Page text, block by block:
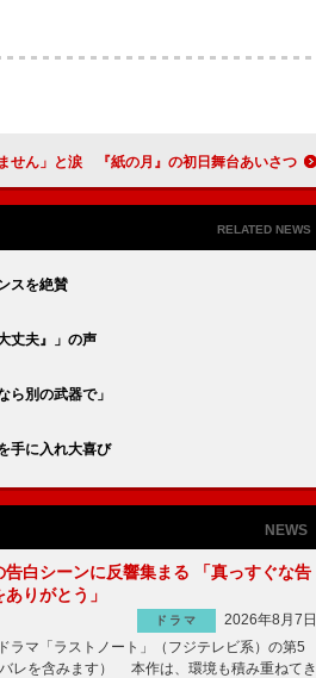
「もう言葉になりません」と涙 『紙の月』の初日舞台あいさつ
RELATED NEWS
スを絶賛
丈夫』」の声
別の武器で」
手に入れ大喜び
NEWS
告白シーンに反響集まる 「真っすぐな告
りがとう」
ドラマ
2026年8月7日
マ「ラストノート」（フジテレビ系）の第5
レを含みます） 本作は、環境も積み重ねてき